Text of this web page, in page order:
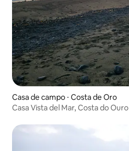
Casa de campo ⋅ Costa de Oro
Casa Vista del Mar, Costa do Ouro